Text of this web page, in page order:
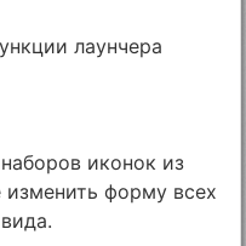
лаунчера
иконок из
форму всех